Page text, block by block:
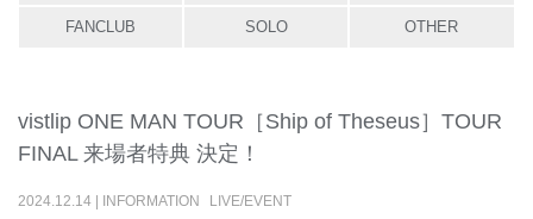
FANCLUB SOLO OTHER
vistlip ONE MAN TOUR［Ship of Theseus］TOUR
FINAL 来場者特典 決定！
2024.12.14 INFORMATION LIVE/EVENT